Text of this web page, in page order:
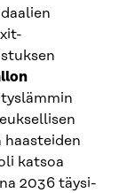
haasteiden
katsoa
2036 täysi-